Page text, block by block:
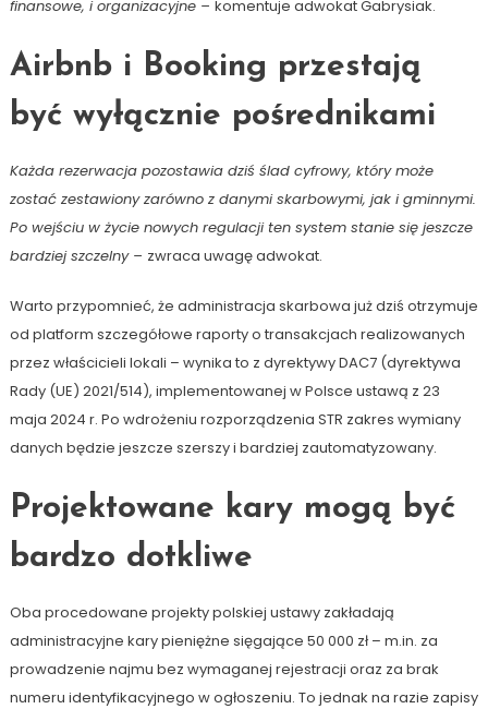
finansowe, i organizacyjne – komentuje adwokat Gabrysiak.
Airbnb i Booking przestają
być wyłącznie pośrednikami
Każda rezerwacja pozostawia dziś ślad cyfrowy, który może
zostać zestawiony zarówno z danymi skarbowymi, jak i gminnymi.
Po wejściu w życie nowych regulacji ten system stanie się jeszcze
bardziej szczelny – zwraca uwagę adwokat.
Warto przypomnieć, że administracja skarbowa już dziś otrzymuje
od platform szczegółowe raporty o transakcjach realizowanych
przez właścicieli lokali – wynika to z dyrektywy DAC7 (dyrektywa
Rady (UE) 2021/514), implementowanej w Polsce ustawą z 23
maja 2024 r. Po wdrożeniu rozporządzenia STR zakres wymiany
danych będzie jeszcze szerszy i bardziej zautomatyzowany.
Projektowane kary mogą być
bardzo dotkliwe
Oba procedowane projekty polskiej ustawy zakładają
administracyjne kary pieniężne sięgające 50 000 zł – m.in. za
prowadzenie najmu bez wymaganej rejestracji oraz za brak
numeru identyfikacyjnego w ogłoszeniu. To jednak na razie zapisy